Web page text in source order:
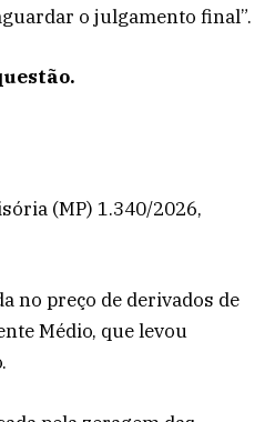
o julgamento final”.
(MP) 1.340/2026,
no preço de derivados de
Médio, que levou